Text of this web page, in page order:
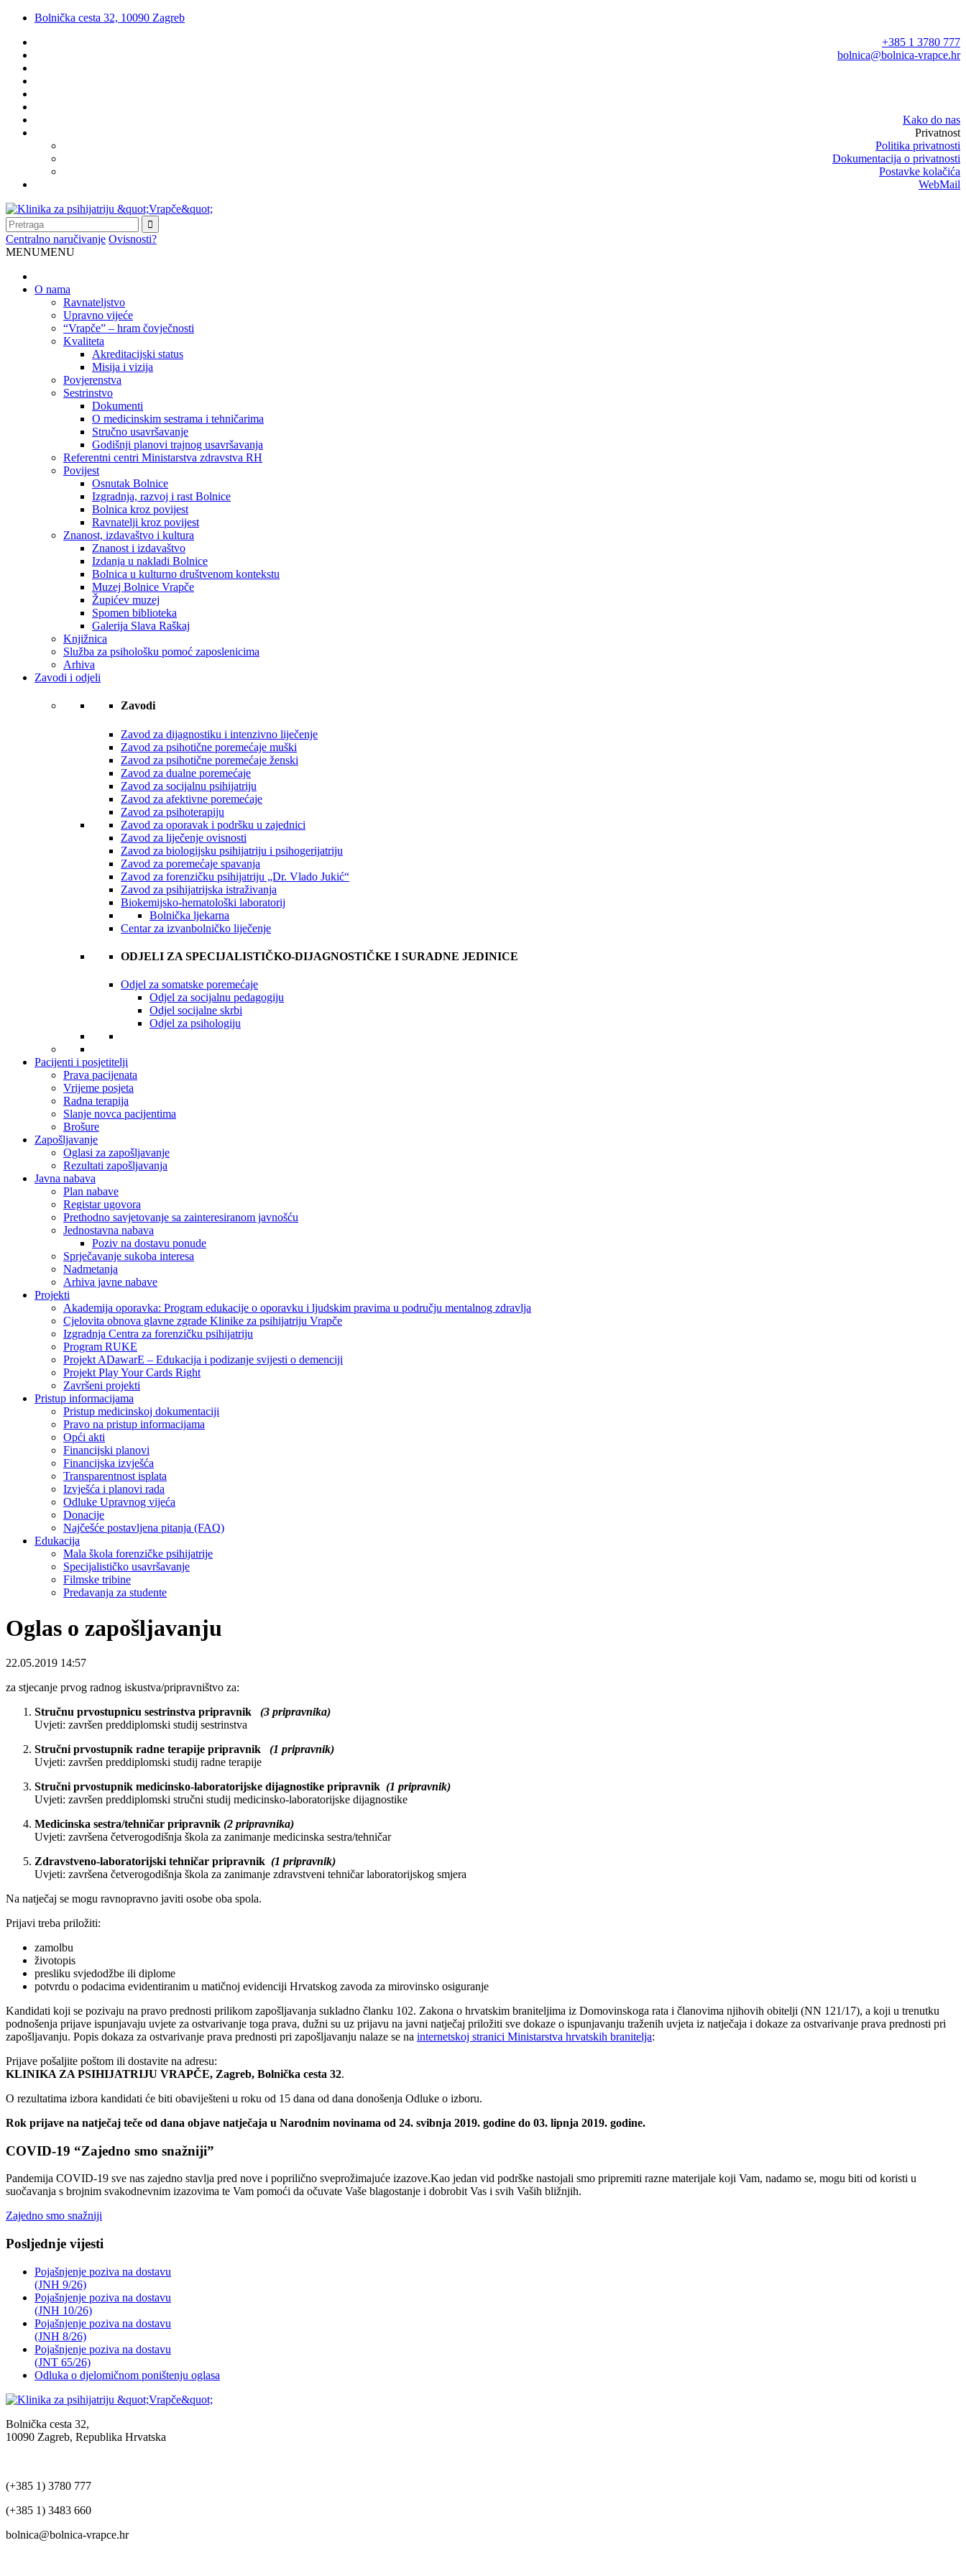
Bolnička cesta 32, 10090 Zagreb
+385 1 3780 777
bolnica@bolnica-vrapce.hr
Kako do nas
Privatnost
Politika privatnosti
Dokumentacija o privatnosti
Postavke kolačića
WebMail
Centralno naručivanje Ovisnosti?
MENUMENU
O nama
Ravnateljstvo
Upravno vijeće
“Vrapče” – hram čovječnosti
Kvaliteta
Akreditacijski status
Misija i vizija
Povjerenstva
Sestrinstvo
Dokumenti
O medicinskim sestrama i tehničarima
Stručno usavršavanje
Godišnji planovi trajnog usavršavanja
Referentni centri Ministarstva zdravstva RH
Povijest
Osnutak Bolnice
Izgradnja, razvoj i rast Bolnice
Bolnica kroz povijest
Ravnatelji kroz povijest
Znanost, izdavaštvo i kultura
Znanost i izdavaštvo
Izdanja u nakladi Bolnice
Bolnica u kulturno društvenom kontekstu
Muzej Bolnice Vrapče
Župićev muzej
Spomen biblioteka
Galerija Slava Raškaj
Knjižnica
Služba za psihološku pomoć zaposlenicima
Arhiva
Zavodi i odjeli
Zavodi
Zavod za dijagnostiku i intenzivno liječenje
Zavod za psihotične poremećaje muški
Zavod za psihotične poremećaje ženski
Zavod za dualne poremećaje
Zavod za socijalnu psihijatriju
Zavod za afektivne poremećaje
Zavod za psihoterapiju
Zavod za oporavak i podršku u zajednici
Zavod za liječenje ovisnosti
Zavod za biologijsku psihijatriju i psihogerijatriju
Zavod za poremećaje spavanja
Zavod za forenzičku psihijatriju „Dr. Vlado Jukić“
Zavod za psihijatrijska istraživanja
Biokemijsko-hematološki laboratorij
Bolnička ljekarna
Centar za izvanbolničko liječenje
ODJELI ZA SPECIJALISTIČKO-DIJAGNOSTIČKE I SURADNE JEDINICE
Odjel za somatske poremećaje
Odjel za socijalnu pedagogiju
Odjel socijalne skrbi
Odjel za psihologiju
Pacijenti i posjetitelji
Prava pacijenata
Vrijeme posjeta
Radna terapija
Slanje novca pacijentima
Brošure
Zapošljavanje
Oglasi za zapošljavanje
Rezultati zapošljavanja
Javna nabava
Plan nabave
Registar ugovora
Prethodno savjetovanje sa zainteresiranom javnošću
Jednostavna nabava
Poziv na dostavu ponude
Sprječavanje sukoba interesa
Nadmetanja
Arhiva javne nabave
Projekti
Akademija oporavka: Program edukacije o oporavku i ljudskim pravima u području mentalnog zdravlja
Cjelovita obnova glavne zgrade Klinike za psihijatriju Vrapče
Izgradnja Centra za forenzičku psihijatriju
Program RUKE
Projekt ADawarE – Edukacija i podizanje svijesti o demenciji
Projekt Play Your Cards Right
Završeni projekti
Pristup informacijama
Pristup medicinskoj dokumentaciji
Pravo na pristup informacijama
Opći akti
Financijski planovi
Financijska izvješća
Transparentnost isplata
Izvješća i planovi rada
Odluke Upravnog vijeća
Donacije
Najčešće postavljena pitanja (FAQ)
Edukacija
Mala škola forenzičke psihijatrije
Specijalističko usavršavanje
Filmske tribine
Predavanja za studente
Oglas o zapošljavanju
22.05.2019 14:57
za stjecanje prvog radnog iskustva/pripravništvo za:
Stručnu prvostupnicu sestrinstva pripravnik
(3 pripravnika)
Uvjeti: završen preddiplomski studij sestrinstva
Stručni prvostupnik radne terapije pripravnik
(1 pripravnik)
Uvjeti: završen preddiplomski studij radne terapije
Stručni prvostupnik medicinsko-laboratorijske dijagnostike pripravnik (1 pripravnik)
Uvjeti: završen preddiplomski stručni studij medicinsko-laboratorijske dijagnostike
Medicinska sestra/tehničar pripravnik (2 pripravnika)
Uvjeti: završena četverogodišnja škola za zanimanje medicinska sestra/tehničar
Zdravstveno-laboratorijski tehničar pripravnik (1 pripravnik)
Uvjeti: završena četverogodišnja škola za zanimanje zdravstveni tehničar laboratorijskog smjera
Na natječaj se mogu ravnopravno javiti osobe oba spola.
Prijavi treba priložiti:
zamolbu
životopis
presliku svjedodžbe ili diplome
potvrdu o podacima evidentiranim u matičnoj evidenciji Hrvatskog zavoda za mirovinsko osiguranje
Kandidati koji se pozivaju na pravo prednosti prilikom zapošljavanja sukladno članku 102. Zakona o hrvatskim braniteljima iz Domovinskoga rata i članovima njihovih obitelji (NN 121/17), a koji u trenutku
podnošenja prijave ispunjavaju uvjete za ostvarivanje toga prava, dužni su uz prijavu na javni natječaj priložiti sve dokaze o ispunjavanju traženih uvjeta iz natječaja i dokaze za ostvarivanje prava prednosti pri
zapošljavanju. Popis dokaza za ostvarivanje prava prednosti pri zapošljavanju nalaze se na internetskoj stranici Ministarstva hrvatskih branitelja:
Prijave pošaljite poštom ili dostavite na adresu:
KLINIKA ZA PSIHIJATRIJU VRAPČE, Zagreb, Bolnička cesta 32.
O rezultatima izbora kandidati će biti obaviješteni u roku od 15 dana od dana donošenja Odluke o izboru.
Rok prijave na natječaj teče od dana objave natječaja u Narodnim novinama od 24. svibnja 2019. godine do 03. lipnja 2019. godine.
COVID-19 “Zajedno smo snažniji”
Pandemija COVID-19 sve nas zajedno stavlja pred nove i poprilično sveprožimajuće izazove.Kao jedan vid podrške nastojali smo pripremiti razne materijale koji Vam, nadamo se, mogu biti od koristi u
suočavanja s brojnim svakodnevnim izazovima te Vam pomoći da očuvate Vaše blagostanje i dobrobit Vas i svih Vaših bližnjih.
Zajedno smo snažniji
Posljednje vijesti
Pojašnjenje poziva na dostavu
(JNH 9/26)
Pojašnjenje poziva na dostavu
(JNH 10/26)
Pojašnjenje poziva na dostavu
(JNH 8/26)
Pojašnjenje poziva na dostavu
(JNT 65/26)
Odluka o djelomičnom poništenju oglasa
Bolnička cesta 32,
10090 Zagreb, Republika Hrvatska
(+385 1) 3780 777
(+385 1) 3483 660
bolnica@bolnica-vrapce.hr